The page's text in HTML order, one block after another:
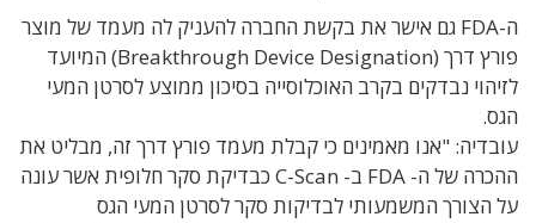
ה-FDA גם אישר את בקשת החברה להעניק לה מעמד של מוצר
פורץ דרך (Breakthrough Device Designation) המיועד
לזיהוי נבדקים בקרב האוכלוסייה בסיכון ממוצע לסרטן המעי
הגס.
עובדיה: "אנו מאמינים כי קבלת מעמד פורץ דרך זה, מבליט את
ההכרה של ה- FDA ב- C-Scan כבדיקת סקר חלופית אשר עונה
על הצורך המשמעותי לבדיקות סקר לסרטן המעי הגס